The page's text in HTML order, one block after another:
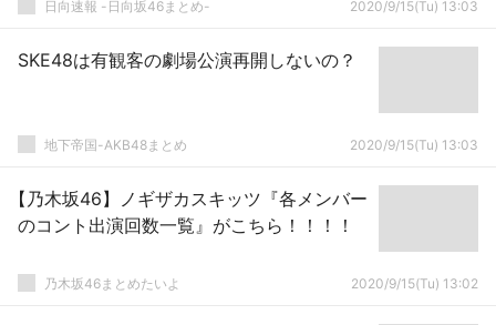
日向速報 -日向坂46まとめ- 2020/9/15(Tu) 13:03
SKE48は有観客の劇場公演再開しないの？
地下帝国-AKB48まとめ 2020/9/15(Tu) 13:03
【乃木坂46】ノギザカスキッツ『各メンバー
のコント出演回数一覧』がこちら！！！！
乃木坂46まとめたいよ 2020/9/15(Tu) 13:02